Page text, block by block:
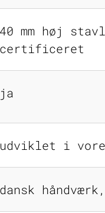
40 mm høj
certificeret
ja
udviklet i
dansk